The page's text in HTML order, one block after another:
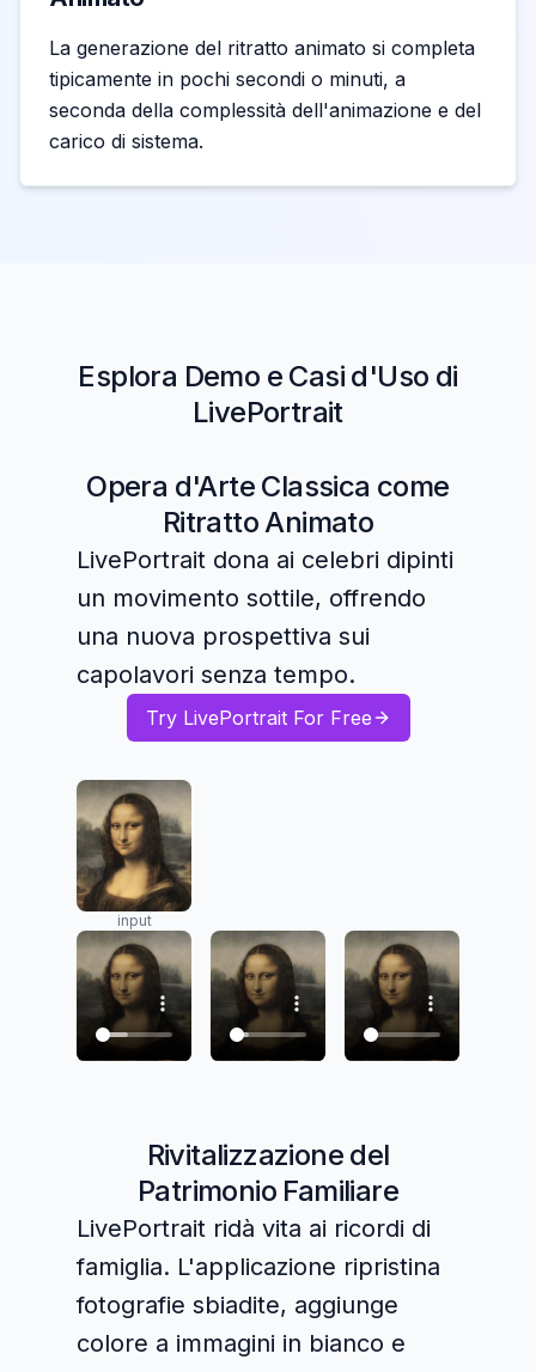
La generazione del ritratto animato si completa
tipicamente in pochi secondi o minuti, a
seconda della complessità dell'animazione e del
carico di sistema.
Esplora Demo e Casi d'Uso di
LivePortrait
Opera d'Arte Classica come
Ritratto Animato
LivePortrait dona ai celebri dipinti
un movimento sottile, offrendo
una nuova prospettiva sui
capolavori senza tempo.
Try LivePortrait For Free
input
Rivitalizzazione del
Patrimonio Familiare
LivePortrait ridà vita ai ricordi di
famiglia. L'applicazione ripristina
fotografie sbiadite, aggiunge
colore a immagini in bianco e